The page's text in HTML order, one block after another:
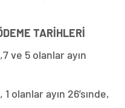
TARİHLERİ
ve 5 olanlar ayın
olanlar ayın 26’sınde,